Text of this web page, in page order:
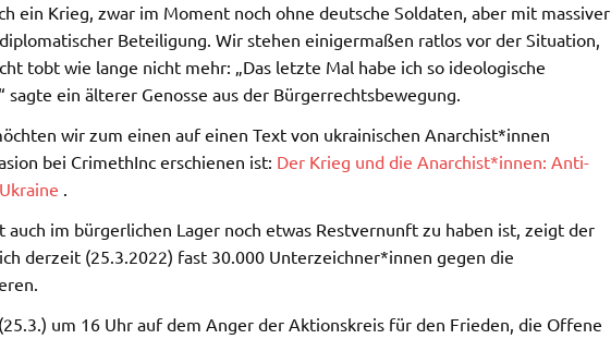
ein Krieg, zwar im Moment noch ohne deutsche Soldaten, aber mit massiver
Beteiligung. Wir stehen einigermaßen ratlos vor der Situation,
tobt wie lange nicht mehr: „Das letzte Mal habe ich so ideologische
sagte ein älterer Genosse aus der Bürgerrechtsbewegung.
wir zum einen auf einen Text von ukrainischen Anarchist*innen
bei CrimethInc erschienen ist: Der Krieg und die Anarchist*innen: Anti-
.
auch im bürgerlichen Lager noch etwas Restvernunft zu haben ist, zeigt der
derzeit (25.3.2022) fast 30.000 Unterzeichner*innen gegen die
um 16 Uhr auf dem Anger der Aktionskreis für den Frieden, die Offene